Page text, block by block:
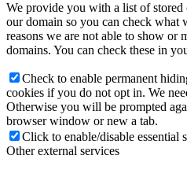
We provide you with a list of
our domain so you can check what
reasons we are not able to show or
domains. You can check these in
Check to enable permanent
cookies if you do not opt in. We
Otherwise you will be prompted
browser window or new a tab.
Click to enable/disable essential
Other external services